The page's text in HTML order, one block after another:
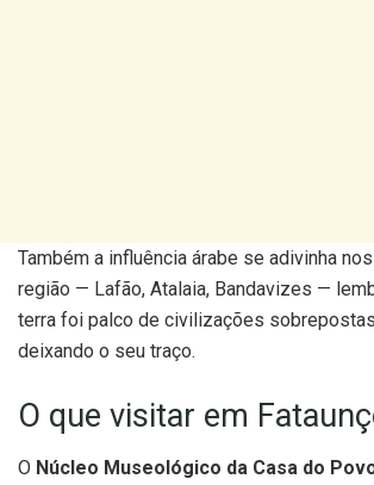
Também a influência árabe se adivinha
região — Lafão, Atalaia, Bandavizes —
terra foi palco de civilizações
deixando o seu traço.
O que visitar em
O Núcleo Museológico da Casa do